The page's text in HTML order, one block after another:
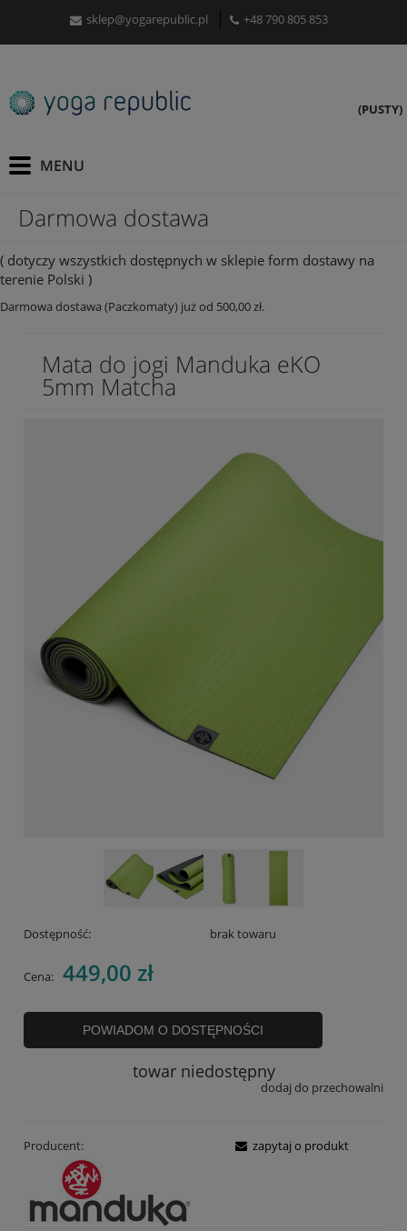
sklep@yogarepublic.pl +48 790 805 853
(PUSTY)
Darmowa dostawa
( dotyczy wszystkich dostępnych w sklepie form dostawy na
terenie Polski )
Darmowa dostawa (Paczkomaty) już od 500,00 zł.
Mata do jogi Manduka eKO
5mm Matcha
Dostępność: brak towaru
Cena: 449,00 zł
POWIADOM O DOSTĘPNOŚCI
towar niedostępny
dodaj do przechowalni
Producent: zapytaj o produkt